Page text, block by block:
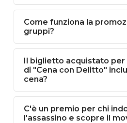
Come funziona la
gruppi?
Il biglietto acquistato
di "Cena con Delitto"
cena?
C'è un premio per chi
l'assassino e scopre il